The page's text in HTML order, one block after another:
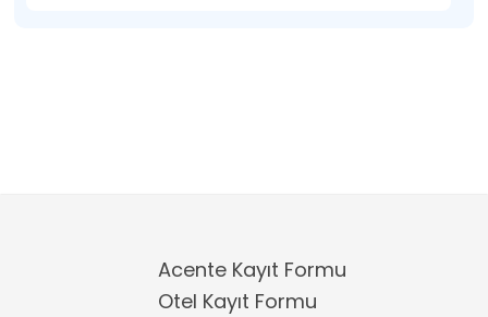
Acente Kayıt Formu
Otel Kayıt Formu